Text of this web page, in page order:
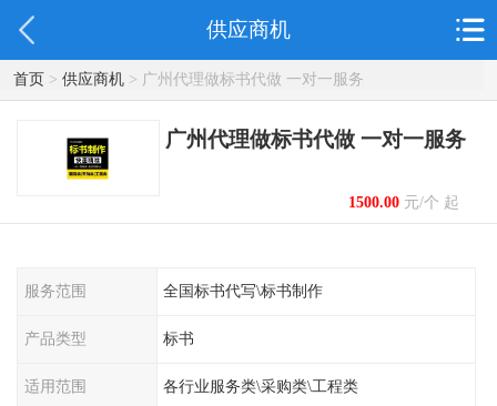
供应商机
首页> 供应商机> 广州代理做标书代做 一对一服务
广州代理做标书代做 一对一服务
1500.00元/个 起
服务范围 全国标书代写\标书制作
产品类型 标书
适用范围 各行业服务类\采购类\工程类